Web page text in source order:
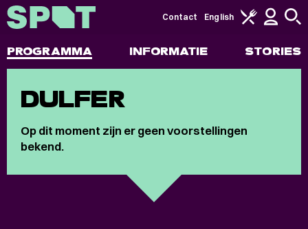
PROGRAMMA INFORMATIE STORIES
Contact English
DULFER
Op dit moment zijn er geen voorstellingen
bekend.